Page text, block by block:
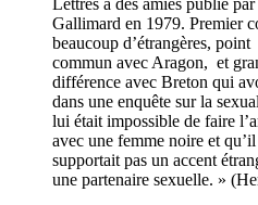
Gallimard en 1979. Premier
beaucoup d’étrangères, point
commun avec Aragon, et
différence avec Breton qui
dans une enquête sur la
lui était impossible de faire
avec une femme noire et
supportait pas un accent
une partenaire sexuelle. »